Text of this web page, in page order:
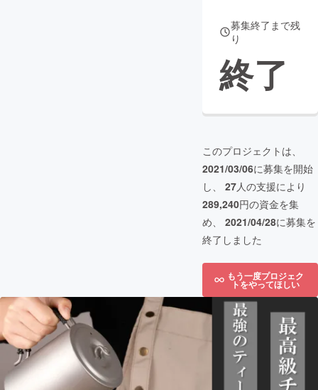
募集終了まで残
り
終了
このプロジェクトは、
2021/03/06に募集を開始
し、 27人の支援により
289,240円の資金を集
め、 2021/04/28に募集を
終了しました
もう一度プロジェク
トをやってほしい